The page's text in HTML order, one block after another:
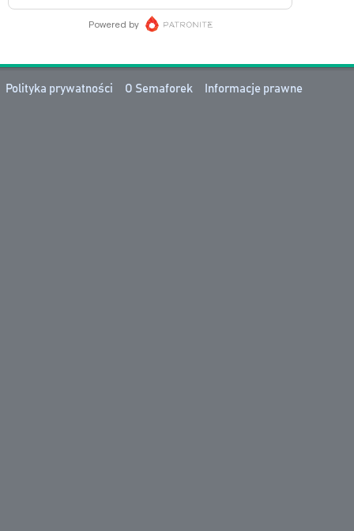
Polityka prywatności O Semaforek Informacje prawne